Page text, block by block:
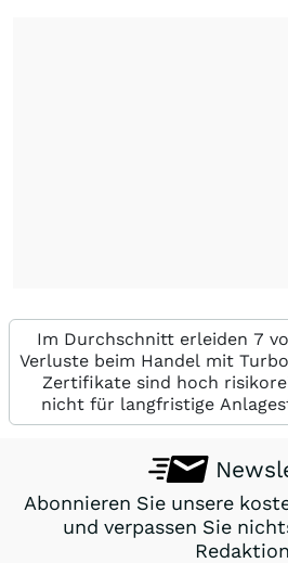
Im Durchschnitt erleiden 7
Verluste beim Handel mit
Zertifikate sind hoch
nicht für langfristige
Abonnieren Sie unsere
und verpassen Sie
Redaktion